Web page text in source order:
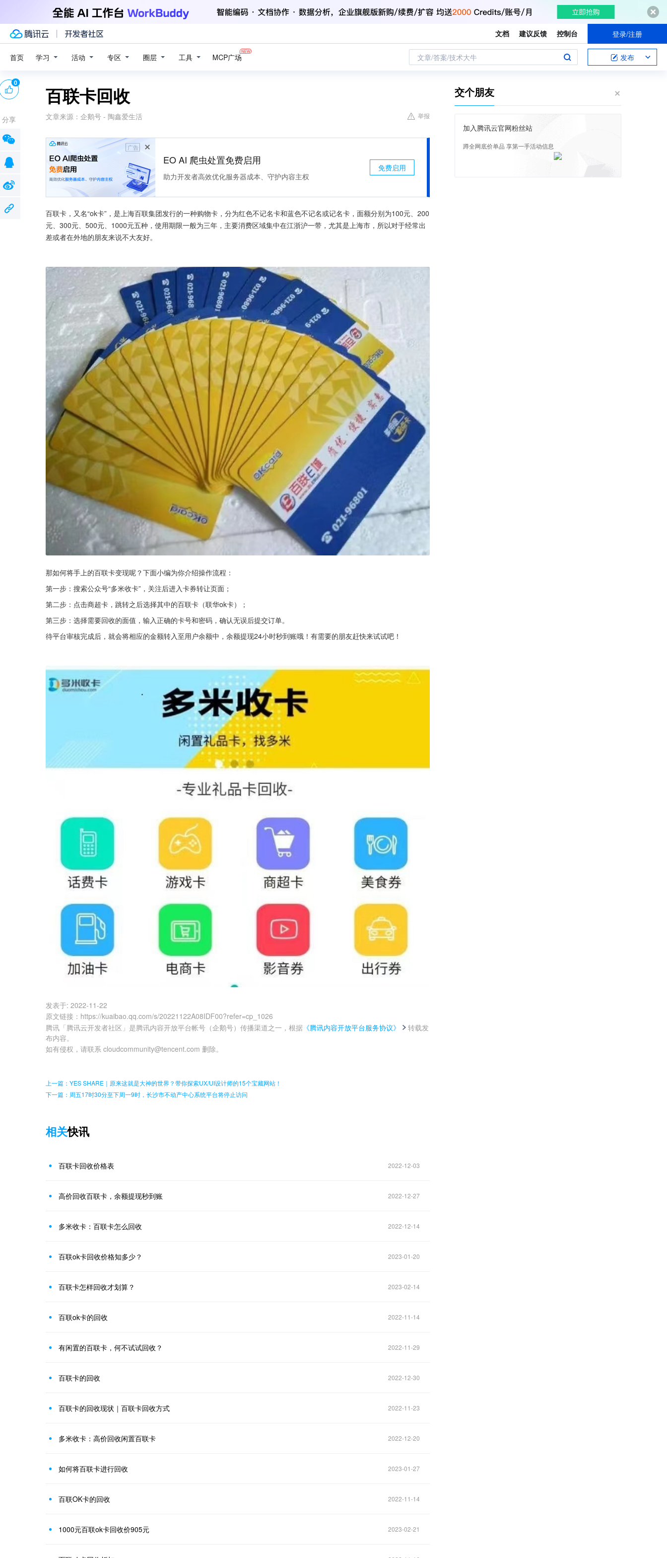
文档 建议反馈 控制台 登录/注册
首页 学习 活动 专区 圈层 工具 MCP广场 文章/答案/技术大牛 发布
百联卡回收
文章来源： 企鹅号 - 陶鑫爱生活 举报
广告
EO AI 爬虫处置免费启用
助力开发者高效优化服务器成本、守护内容主权
免费启用
百联卡，又名“ok卡”，是上海百联集团发行的一种购物卡，分为红色不记名卡和蓝色不记名或记名卡，面额分别为100元、200
元、300元、500元、1000元五种，使用期限一般为三年，主要消费区域集中在江浙沪一带，尤其是上海市，所以对于经常出
差或者在外地的朋友来说不大友好。
那如何将手上的百联卡变现呢？下面小编为你介绍操作流程：
第一步：搜索公众号“多米收卡”，关注后进入卡券转让页面；
第二步：点击商超卡，跳转之后选择其中的百联卡（联华ok卡）；
第三步：选择需要回收的面值，输入正确的卡号和密码，确认无误后提交订单。
待平台审核完成后，就会将相应的金额转入至用户余额中，余额提现24小时秒到账哦！有需要的朋友赶快来试试吧！
发表于: 2022-11-22
原文链接 ： https://kuaibao.qq.com/s/20221122A08IDF00?refer=cp_1026
腾讯「腾讯云开发者社区」是腾讯内容开放平台帐号（企鹅号）传播渠道之一，根据 《腾讯内容开放平台服务协议》
转载发
布内容。
如有侵权，请联系 cloudcommunity@tencent.com 删除。
0
分享
上一篇：YES SHARE｜原来这就是大神的世界？带你探索UX/UI设计师的15个宝藏网站！
下一篇：周五17时30分至下周一9时，长沙市不动产中心系统平台将停止访问
相关快讯
百联卡回收价格表 2022-12-03
高价回收百联卡，余额提现秒到账 2022-12-27
多米收卡：百联卡怎么回收 2022-12-14
百联ok卡回收价格知多少？ 2023-01-20
百联卡怎样回收才划算？ 2023-02-14
百联ok卡的回收 2022-11-14
有闲置的百联卡，何不试试回收？ 2022-11-29
百联卡的回收 2022-12-30
百联卡的回收现状｜百联卡回收方式 2022-11-23
多米收卡：高价回收闲置百联卡 2022-12-20
如何将百联卡进行回收 2023-01-27
百联OK卡的回收 2022-11-14
1000元百联ok卡回收价905元 2023-02-21
交个朋友
加入腾讯云官网粉丝站
蹲全网底价单品 享第一手活动信息